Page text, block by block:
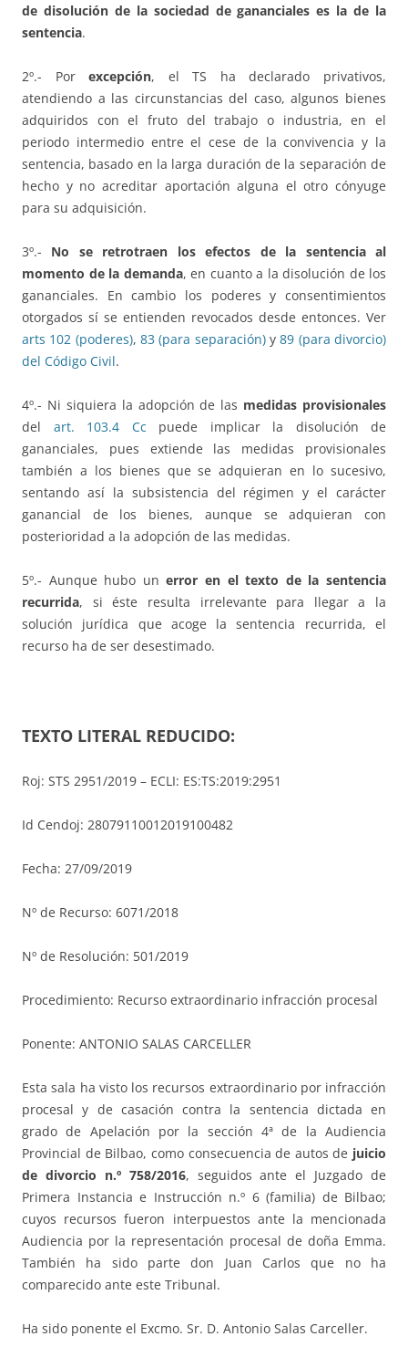
de disolución de la sociedad de gananciales es la de la
sentencia.
2º.- Porexcepción, el TS ha declarado privativos,
atendiendo a las circunstancias del caso, algunos bienes
adquiridos con el fruto del trabajo o industria, en el
periodo intermedio entre el cese de la convivencia y la
sentencia, basado en la larga duración de la separación de
hecho y no acreditar aportación alguna el otro cónyuge
para su adquisición.
3º.- No se retrotraen los efectos de la sentencia al
momento de la demanda, en cuanto a la disolución de los
gananciales. En cambio los poderes y consentimientos
otorgados sí se entienden revocados desde entonces. Ver
arts 102 (poderes),83 (para separación)y89 (para divorcio)
del Código Civil.
4º.- Ni siquiera la adopción de las medidas provisionales
del art. 103.4 Cc puede implicar la disolución de
gananciales, pues extiende las medidas provisionales
también a los bienes que se adquieran en lo sucesivo,
sentando así la subsistencia del régimen y el carácter
ganancial de los bienes, aunque se adquieran con
posterioridad a la adopción de las medidas.
5º.- Aunque hubo unerror en el texto de la sentencia
recurrida, si éste resulta irrelevante para llegar a la
solución jurídica que acoge la sentencia recurrida, el
recurso ha de ser desestimado.
TEXTO LITERAL REDUCIDO:
Roj: STS 2951/2019 – ECLI: ES:TS:2019:2951
Id Cendoj: 28079110012019100482
Fecha: 27/09/2019
Nº de Recurso: 6071/2018
Nº de Resolución: 501/2019
Procedimiento: Recurso extraordinario infracción procesal
Ponente: ANTONIO SALAS CARCELLER
Esta sala ha visto los recursos extraordinario por infracción
procesal y de casación contra la sentencia dictada en
grado de Apelación por la sección 4ª de la Audiencia
Provincial de Bilbao, como consecuencia de autos de juicio
de divorcio n.º 758/2016, seguidos ante el Juzgado de
Primera Instancia e Instrucción n.º 6 (familia) de Bilbao;
cuyos recursos fueron interpuestos ante la mencionada
Audiencia por la representación procesal de doña Emma.
También ha sido parte don Juan Carlos que no ha
comparecido ante este Tribunal.
Ha sido ponente el Excmo. Sr. D. Antonio Salas Carceller.